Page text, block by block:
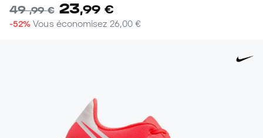
49,99 € 23,99 €
-52% Vous économisez 26,00 €